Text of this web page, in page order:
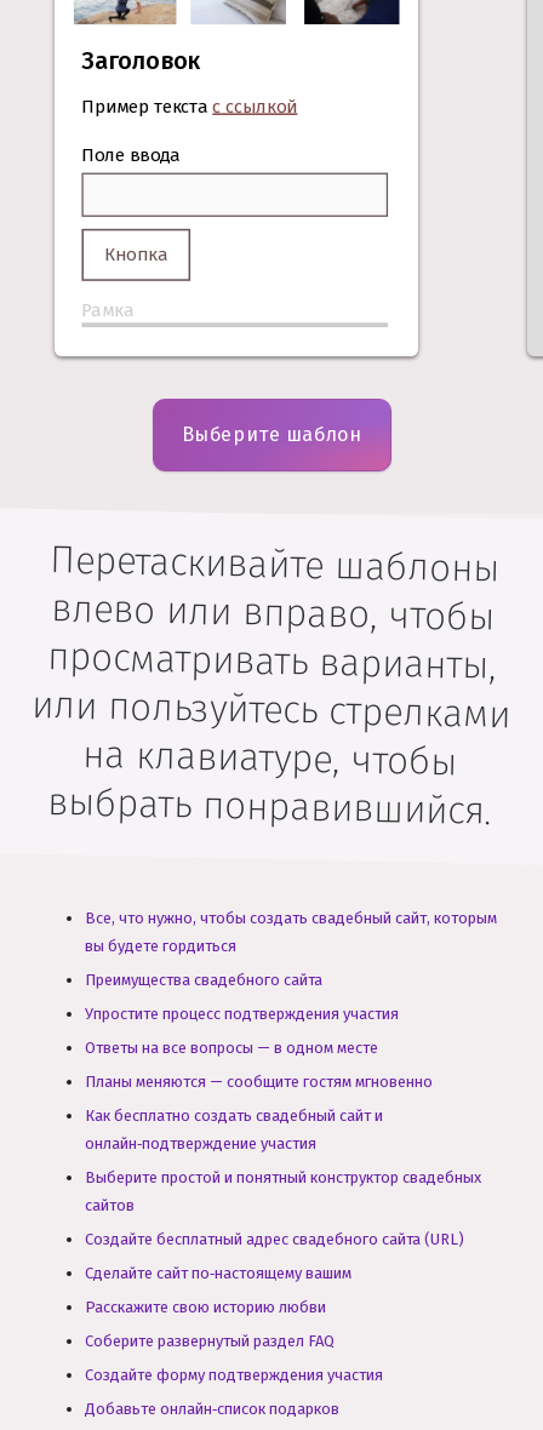
Заголовок
Пример текстас ссылкой
Поле ввода
Кнопка
Рамка
Выберите шаблон
Перетаскивайте шаблоны
влево или вправо, чтобы
просматривать варианты,
или пользуйтесь стрелками
на клавиатуре, чтобы
выбрать понравившийся.
Все, что нужно, чтобы создать свадебный сайт, которым
вы будете гордиться
Преимущества свадебного сайта
Упростите процесс подтверждения участия
Ответы на все вопросы — в одном месте
Планы меняются — сообщите гостям мгновенно
Как бесплатно создать свадебный сайт и
онлайн‑подтверждение участия
Выберите простой и понятный конструктор свадебных
сайтов
Создайте бесплатный адрес свадебного сайта (URL)
Сделайте сайт по‑настоящему вашим
Расскажите свою историю любви
Соберите развернутый раздел FAQ
Создайте форму подтверждения участия
Добавьте онлайн‑список подарков